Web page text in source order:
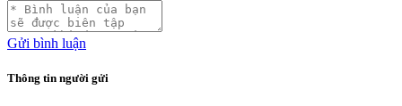
Gửi bình luận
Thông tin người gửi